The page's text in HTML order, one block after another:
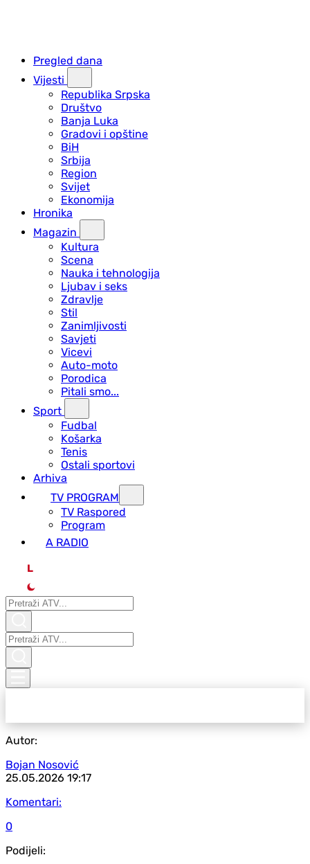
Pregled dana
Vijesti
Republika Srpska
Društvo
Banja Luka
Gradovi i opštine
BiH
Srbija
Region
Svijet
Ekonomija
Hronika
Magazin
Kultura
Scena
Nauka i tehnologija
Ljubav i seks
Zdravlje
Stil
Zanimljivosti
Savjeti
Vicevi
Auto-moto
Porodica
Pitali smo...
Sport
Fudbal
Košarka
Tenis
Ostali sportovi
Arhiva
TV PROGRAM
ТV Raspored
Program
A RADIO
L
Autor:
Bojan Nosović
25.05.2026 19:17
Komentari:
0
Podijeli: